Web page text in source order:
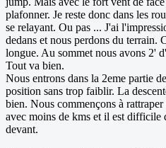
plafonner. Je reste donc dans les
se relayant. Ou pas ... J'ai
dedans et nous perdons du terrain.
longue. Au sommet nous avons 2'
Tout va bien.
Nous entrons dans la 2eme partie
position sans trop faiblir. La
bien. Nous commençons à
avec moins de kms et il est difficile
devant.